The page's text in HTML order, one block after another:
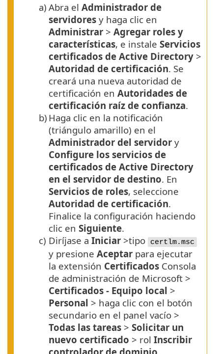
a) Abra el Administrador de
servidores y haga clic en
Administrar > Agregar roles y
características, e instale Servicios
certificados de Active Directory >
Autoridad de certificación. Se
creará una nueva autoridad de
certificación en Autoridades de
certificación raíz de confianza.
b) Haga clic en la notificación
(triángulo amarillo) en el
Administrador del servidor y
Configure los servicios de
certificados de Active Directory
en el servidor de destino. En
Servicios de roles, seleccione
Autoridad de certificación.
Finalice la configuración haciendo
clic en Siguiente.
c) Diríjase a Iniciar >tipo certlm.msc
y presione Aceptar para ejecutar
la extensión Certificados Consola
de administración de Microsoft >
Certificados - Equipo local >
Personal > haga clic con el botón
secundario en el panel vacío >
Todas las tareas > Solicitar un
nuevo certificado > rol Inscribir